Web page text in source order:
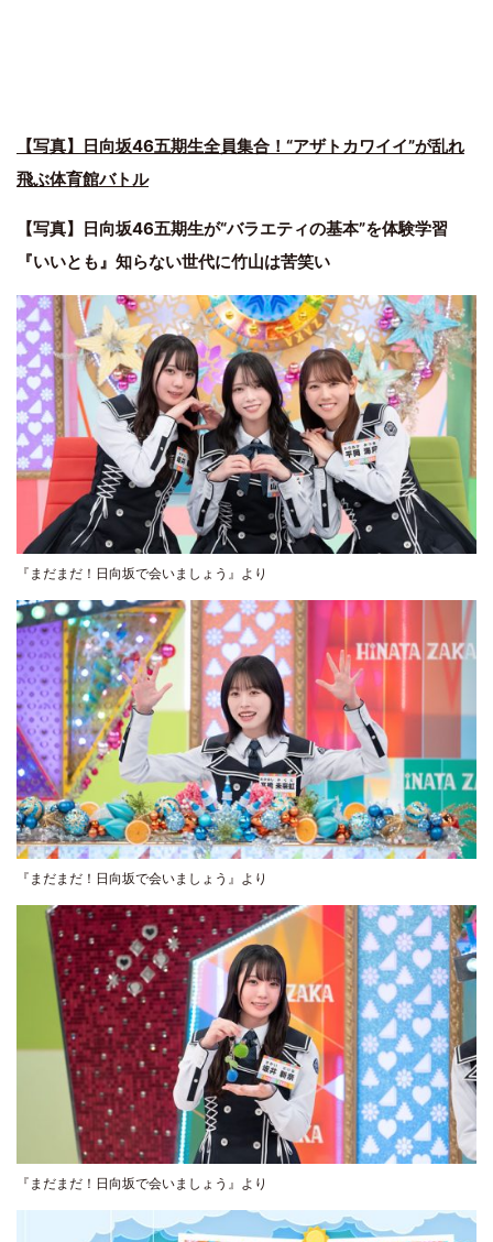
【写真】日向坂46五期生全員集合！“アザトカワイイ”が乱れ
飛ぶ体育館バトル
【写真】日向坂46五期生が“バラエティの基本”を体験学習
『いいとも』知らない世代に竹山は苦笑い
『まだまだ！日向坂で会いましょう』より
『まだまだ！日向坂で会いましょう』より
『まだまだ！日向坂で会いましょう』より